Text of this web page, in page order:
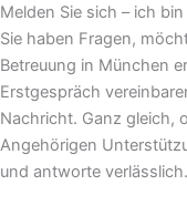
Melden Sie sich – ich bin
Sie haben Fragen,
Betreuung in München
Erstgespräch
Nachricht. Ganz gleich,
Angehörigen
und antworte verlässlich.